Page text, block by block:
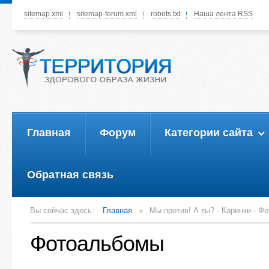
У вас нет прав просматривать
данное меню, пожалуйста, войдите
на сайт под своим логином или
пройти
sitemap.xml sitemap-forum.xml robots.txt Наша лента RSS
Главная Форум Категории сайта
Обратная связь
Вы сейчас здесь: Главная » Мы против! А ты? - Каринки -
Фотоальбомы